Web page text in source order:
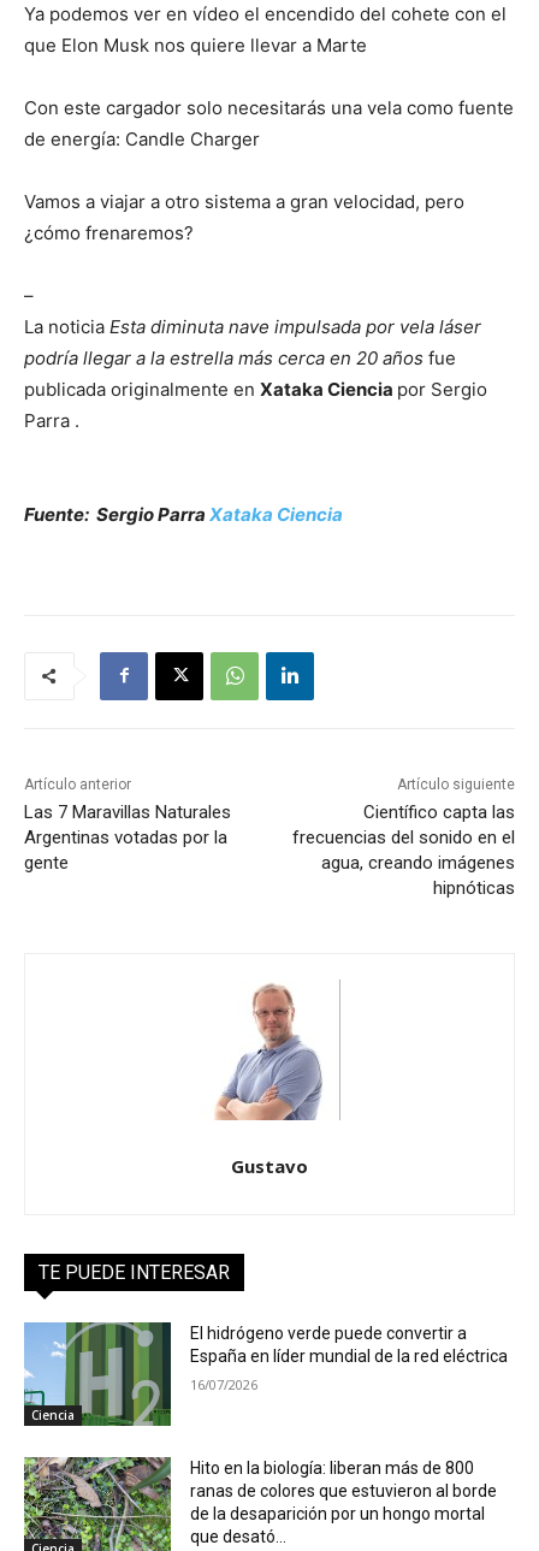
Ya podemos ver en vídeo el encendido del cohete con el
que Elon Musk nos quiere llevar a Marte
Con este cargador solo necesitarás una vela como fuente
de energía: Candle Charger
Vamos a viajar a otro sistema a gran velocidad, pero
¿cómo frenaremos?
–
La noticia Esta diminuta nave impulsada por vela láser
podría llegar a la estrella más cerca en 20 años fue
publicada originalmente en Xataka Ciencia por Sergio
Parra .
Fuente: Sergio Parra Xataka Ciencia
Artículo anterior
Las 7 Maravillas Naturales
Argentinas votadas por la
gente
Artículo siguiente
Científico capta las
frecuencias del sonido en el
agua, creando imágenes
hipnóticas
Gustavo
TE PUEDE INTERESAR
Ciencia
El hidrógeno verde puede convertir a
España en líder mundial de la red eléctrica
16/07/2026
Hito en la biología: liberan más de 800
ranas de colores que estuvieron al borde
de la desaparición por un hongo mortal
que desató...